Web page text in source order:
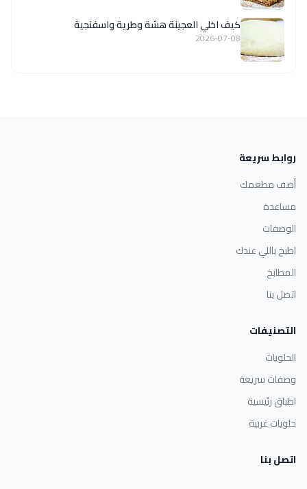
كيف اخلي العجينة هشة وطرية واسفنجية
2026-07-08
روابط سريعة
أضف مطعمك
مساعدة
الوصفات
اطبخ باللي عندك
المطابخ
اتصل بنا
التصنيفات
الحلويات
وصفات سريعة
اطباق رئيسية
حلويات غربية
اتصل بنا